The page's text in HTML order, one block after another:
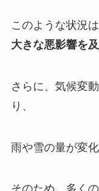
このような状況
大きな悪影響を
さらに、気候変
り、
雨や雪の量が変